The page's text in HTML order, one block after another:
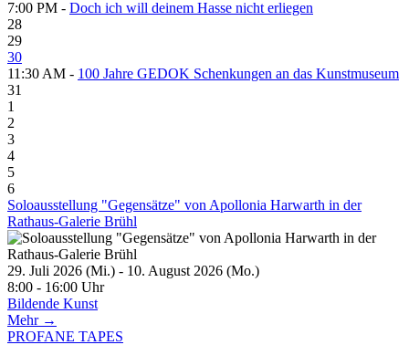
7:00 PM - Doch ich will deinem Hasse nicht erliegen
28
29
30
11:30 AM - 100 Jahre GEDOK Schenkungen an das Kunstmuseum
31
1
2
3
4
5
6
Soloausstellung "Gegensätze" von Apollonia Harwarth in der
Rathaus-Galerie Brühl
29. Juli 2026 (Mi.) - 10. August 2026 (Mo.)
8:00 - 16:00 Uhr
Bildende Kunst
Mehr →
PROFANE TAPES